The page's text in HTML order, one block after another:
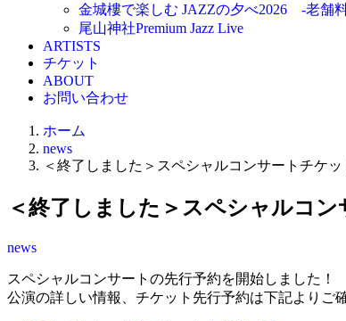
金城樓で楽しむ JAZZの夕べ2026 -老舗
尾山神社Premium Jazz Live
ARTISTS
チケット
ABOUT
お問い合わせ
ホーム
news
＜終了しました＞スペシャルコンサートチケ
＜終了しました＞スペシャルコ
news
スペシャルコンサートの先行予約を開始しました！
公演の詳しい情報、チケット先行予約は下記よりご